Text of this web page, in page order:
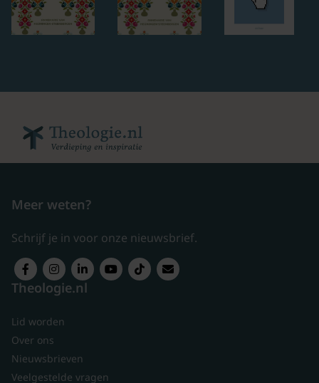
Meer weten?
Schrijf je in voor onze nieuwsbrief.
Theologie.nl
Lid worden
Over ons
Nieuwsbrieven
Veelgestelde vragen